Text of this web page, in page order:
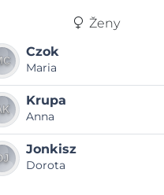
Ženy
Czok
Maria
Krupa
Anna
Jonkisz
Dorota